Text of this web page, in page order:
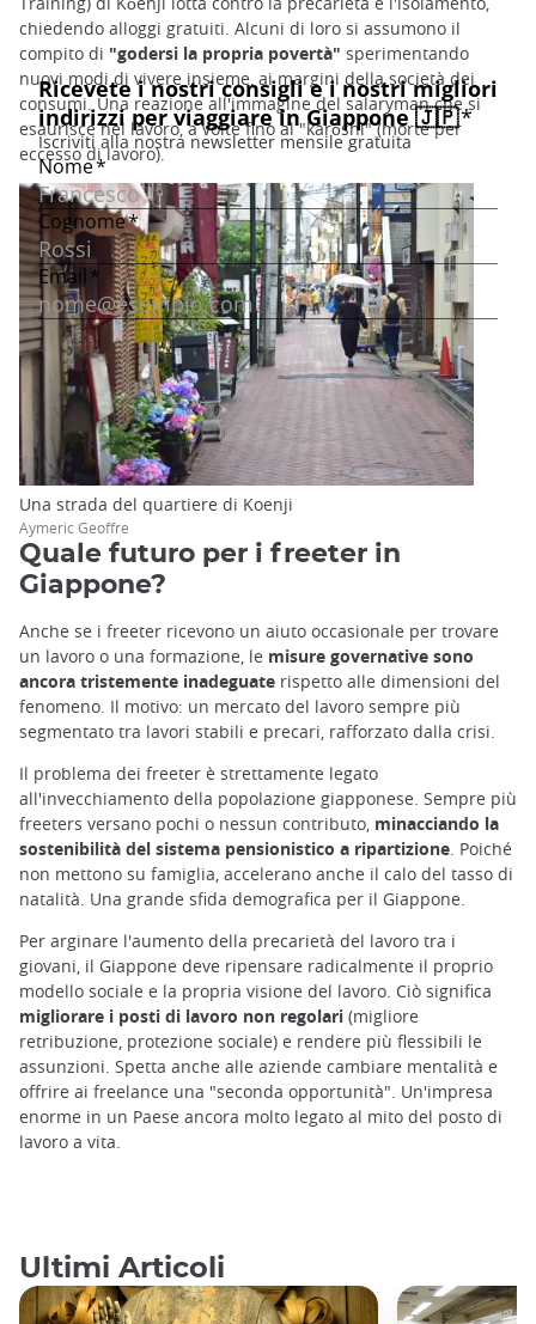
chiedendo alloggi gratuiti. Alcuni di loro si assumono il
compito di "godersi la propria povertà" sperimentando
nuovi modi di vivere insieme, ai margini della società dei
consumi. Una reazione all'immagine del salaryman che si
esaurisce nel lavoro, a volte fino al "karōshi" (morte per
eccesso di lavoro).
Una strada del quartiere di Koenji
Aymeric Geoffre
Quale futuro per i freeter in
Giappone?
Anche se i freeter ricevono un aiuto occasionale per trovare
un lavoro o una formazione, le misure governative sono
ancora tristemente inadeguate rispetto alle dimensioni del
fenomeno. Il motivo: un mercato del lavoro sempre più
segmentato tra lavori stabili e precari, rafforzato dalla crisi.
Il problema dei freeter è strettamente legato
all'invecchiamento della popolazione giapponese. Sempre più
freeters versano pochi o nessun contributo, minacciando la
sostenibilità del sistema pensionistico a ripartizione. Poiché
non mettono su famiglia, accelerano anche il calo del tasso di
natalità. Una grande sfida demografica per il Giappone.
Per arginare l'aumento della precarietà del lavoro tra i
giovani, il Giappone deve ripensare radicalmente il proprio
modello sociale e la propria visione del lavoro. Ciò significa
migliorare i posti di lavoro non regolari (migliore
retribuzione, protezione sociale) e rendere più flessibili le
assunzioni. Spetta anche alle aziende cambiare mentalità e
offrire ai freelance una "seconda opportunità". Un'impresa
enorme in un Paese ancora molto legato al mito del posto di
lavoro a vita.
Ultimi Articoli